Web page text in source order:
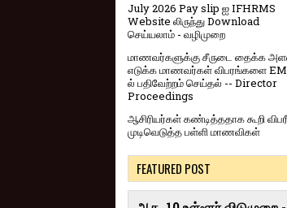
July 2026 Pay slip ஐ IFHRMS
Website லிருந்து Download
செய்யலாம் - வழிமுறை
மாணவர்களுக்கு சீருடை தைக்க
எடுக்க மாணவர்கள் விபரங்களை
ல் பதிவேற்றம் செய்தல் -- Director
Proceedings
ஆசிரியர்கள் கண்டித்ததாக கூறி
முடிவெடுத்த பள்ளி மாணவிகள்
FEATURED POST